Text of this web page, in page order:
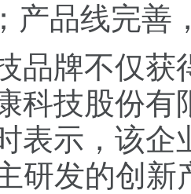
产品线完
牌不仅获
科技股份有
表示，该
研发的创